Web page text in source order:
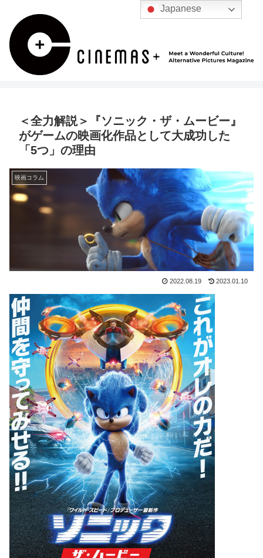
＜全力解説＞『ソニック・ザ・ムービー』
がゲームの映画化作品として大成功した
「5つ」の理由
映画コラム
2022.08.19 2023.01.10
Japanese